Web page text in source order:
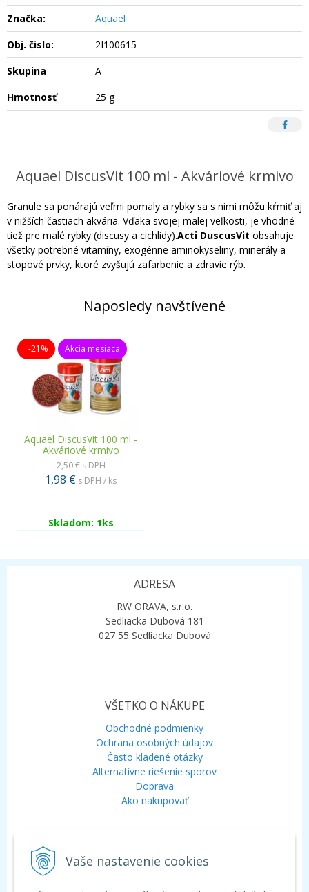
Vaše nastavenie cookies
Značka:
Aquael
Obj. čislo:
2I100615
Skupina
A
Hmotnosť
25 g
Aquael DiscusVit 100 ml - Akváriové krmivo
Granule sa ponárajú veľmi pomaly a rybky sa s nimi môžu kŕmiť aj
v nižších častiach akvária. Vďaka svojej malej veľkosti, je vhodné
tiež pre malé rybky (discusy a cichlidy).Acti DuscusVit obsahuje
všetky potrebné vitamíny, exogénne aminokyseliny, minerály a
stopové prvky, ktoré zvyšujú zafarbenie a zdravie rýb.
Naposledy navštívené
-21% Akcia mesiaca
Aquael DiscusVit 100 ml -
Akváriové krmivo
2,50 €s DPH
1,98 € s DPH / ks
Skladom: 1ks
ADRESA
RW ORAVA, s.r.o.
Sedliacka Dubová 181
027 55 Sedliacka Dubová
VŠETKO O NÁKUPE
Obchodné podmienky
Ochrana osobných údajov
Často kladené otázky
Alternatívne riešenie sporov
Doprava
Ako nakupovať
Mobil:+421 948 120 323